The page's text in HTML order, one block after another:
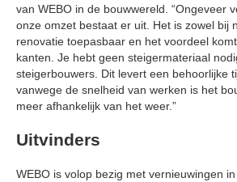
van WEBO in de bouwwereld. “Ongeveer
onze omzet bestaat er uit. Het is zowel bij
renovatie toepasbaar en het voordeel
kanten. Je hebt geen steigermateriaal
steigerbouwers. Dit levert een behoorlijke
vanwege de snelheid van werken is het
meer afhankelijk van het weer.”
Uitvinders
WEBO is volop bezig met vernieuwingen